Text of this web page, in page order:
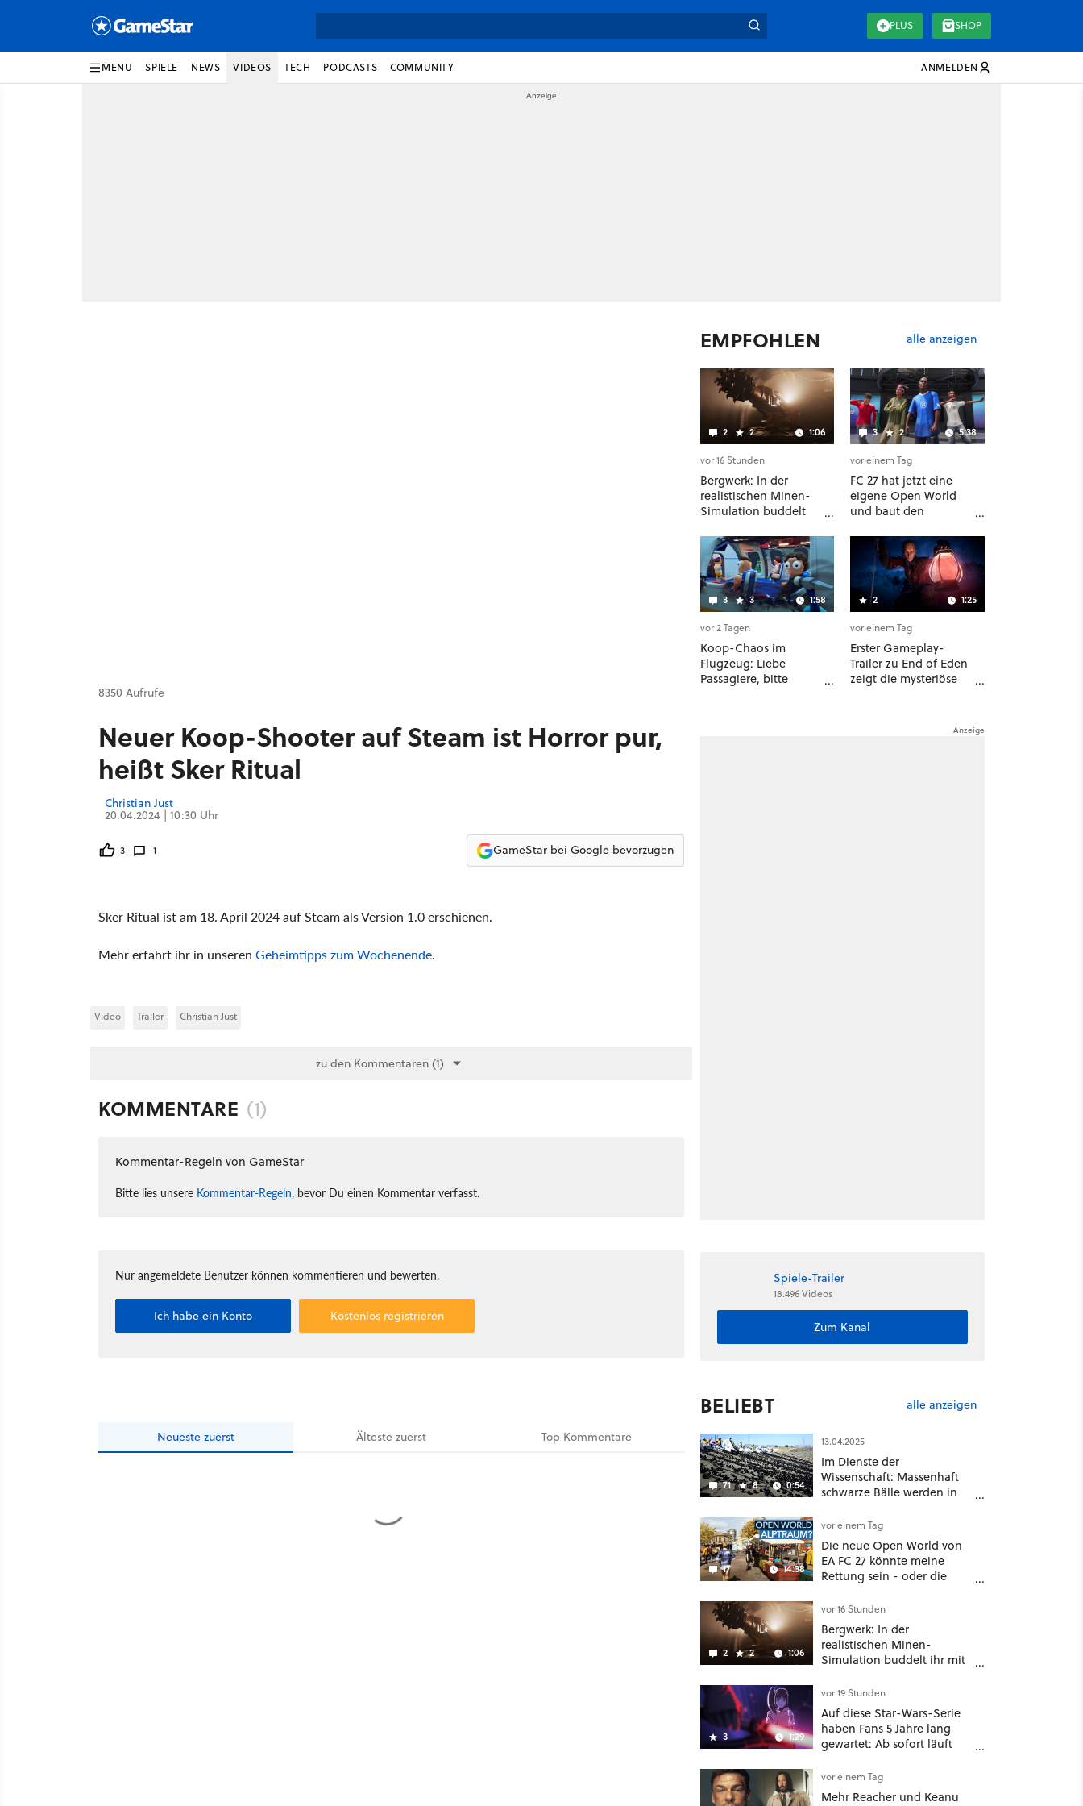
PLUS SHOP
MENU SPIELE NEWS VIDEOS TECH PODCASTS COMMUNITY ANMELDEN
8350 Aufrufe
Neuer Koop-Shooter auf Steam ist Horror pur,
heißt Sker Ritual
Christian Just
20.04.2024 | 10:30 Uhr
3 1 GameStar bei Google bevorzugen
Sker Ritual ist am 18. April 2024 auf Steam als Version 1.0 erschienen.
Mehr erfahrt ihr in unseren Geheimtipps zum Wochenende.
Video Trailer Christian Just
zu den Kommentaren (1)
KOMMENTARE (1)
Kommentar-Regeln von GameStar
Bitte lies unsere Kommentar-Regeln, bevor Du einen Kommentar verfasst.
Nur angemeldete Benutzer können kommentieren und bewerten.
Ich habe ein Konto Kostenlos registrieren
Neueste zuerst Ältestezuerst Top Kommentare
EMPFOHLEN alle anzeigen
2 2 1:06
vor 16 Stunden
Bergwerk: In der
realistischen Minen-
Simulation buddelt
Maschinen möglichst
vorsichtig Kohle aus
3 2 5:38
vor einem Tag
FC 27 hat jetzt eine
eigene Open World
und baut den
Modus zu einer
riesigen 100-Spieler-
Sandbox aus
3 3 1:58
vor 2 Tagen
Koop-Chaos im
Flugzeug: Liebe
Passagiere, bitte
2 1:25
vor einem Tag
Erster Gameplay-
Trailer zu End of Eden
zeigt die mysteriöse
Spiele-Trailer
18.496 Videos
Zum Kanal
BELIEBT alle anzeigen
71 8 0:54
13.04.2025
Im Dienste der
Wissenschaft: Massenhaft
schwarze Bälle werden in
geschüttet
17 14:38
vor einem Tag
Die neue Open World von
EA FC 27 könnte meine
Rettung sein - oder die
2 2 1:06
vor 16 Stunden
Bergwerk: In der
realistischen Minen-
Simulation buddelt ihr mit
möglichst vorsichtig Kohle
aus
3 1:29
vor 19 Stunden
Auf diese Star-Wars-Serie
haben Fans 5 Jahre lang
gewartet: Ab sofort läuft
Disney Plus
vor einem Tag
Mehr Reacher und Keanu